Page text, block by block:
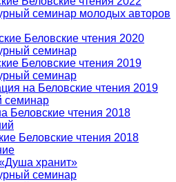
семинар молодых авторов
Беловские чтения 2020
семинар
Беловские чтения 2019
семинар
на Беловские чтения 2019
семинар
Беловские чтения 2018
Беловские чтения 2018
хранит»
семинар